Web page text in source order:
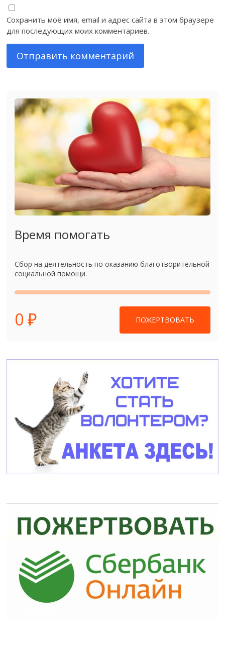
Сохранить моё имя, email и адрес сайта в этом браузере
для последующих моих комментариев.
Время помогать
Сбор на деятельность по оказанию благотворительной
социальной помощи.
0 ₽ ПОЖЕРТВОВАТЬ